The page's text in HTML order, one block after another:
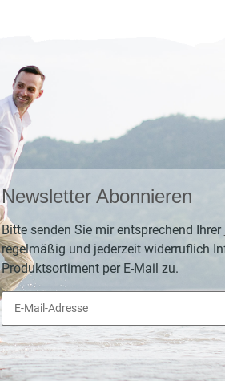
Newsletter Abonnieren
Bitte senden Sie mir entsprechend Ihrer
regelmäßig und jederzeit widerruflich
Produktsortiment per E-Mail zu.